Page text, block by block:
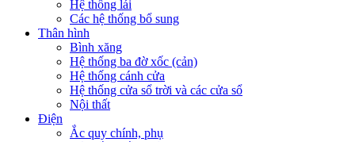
Hệ thống lái
Các hệ thống bổ sung
Thân hình
Bình xăng
Hệ thống ba đờ xốc (cản)
Hệ thống cánh cửa
Hệ thống cửa sổ trời và các cửa sổ
Nội thất
Điện
Ắc quy chính, phụ